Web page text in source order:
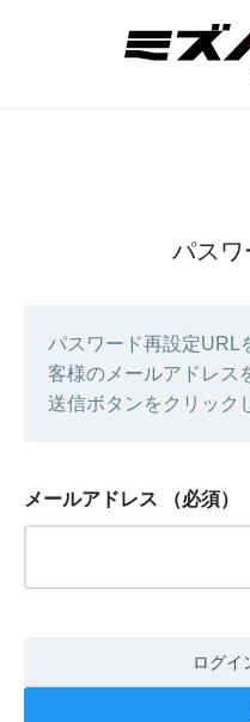
パスワ
パスワード再設定URL
客様のメールアドレス
送信ボタンをクリック
メールアドレス （必須）
ログイ